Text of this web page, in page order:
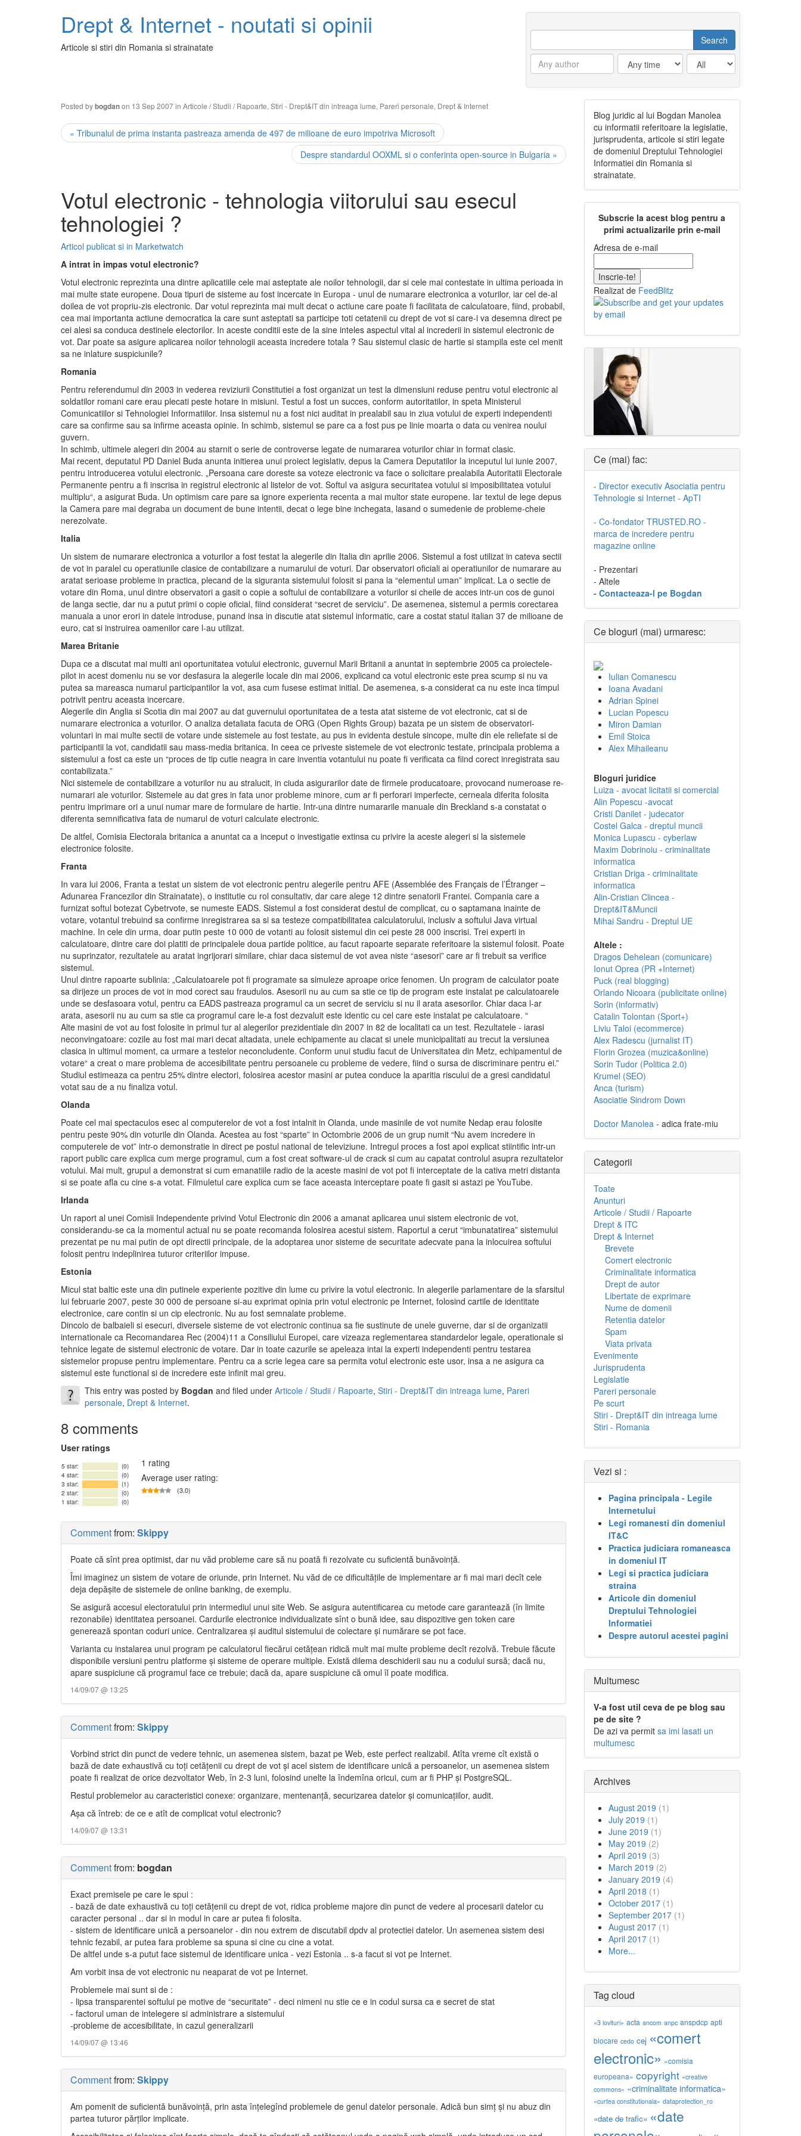
Drept & Internet - noutati si opinii
Articole si stiri din Romania si strainatate
Posted bybogdanon 13 Sep 2007 in Articole / Studii / Rapoarte, Stiri - Drept&IT din intreaga lume, Pareri personale, Drept & Internet
« Tribunalul de prima instanta pastreaza amenda de 497 de milioane de euro impotriva Microsoft
Despre standardul OOXML si o conferinta open-source in Bulgaria »
Votul electronic - tehnologia viitorului sau esecul
tehnologiei ?
Articol publicat si in Marketwatch
A intrat in impas votul electronic?
Votul electronic reprezinta una dintre aplicatiile cele mai asteptate ale noilor tehnologii, dar si cele mai contestate in ultima perioada in
mai multe state europene. Doua tipuri de sisteme au fost incercate in Europa - unul de numarare electronica a voturilor, iar cel de-al
doilea de vot propriu-zis electronic. Dar votul reprezinta mai mult decat o actiune care poate fi facilitata de calculatoare, fiind, probabil,
cea mai importanta actiune democratica la care sunt asteptati sa participe toti cetatenii cu drept de vot si care-i va desemna direct pe
cei alesi sa conduca destinele electorilor. In aceste conditii este de la sine inteles aspectul vital al increderii in sistemul electronic de
vot. Dar poate sa asigure aplicarea noilor tehnologii aceasta incredere totala ? Sau sistemul clasic de hartie si stampila este cel menit
sa ne inlature suspiciunile?
Romania
Pentru referendumul din 2003 in vederea reviziurii Constitutiei a fost organizat un test la dimensiuni reduse pentru votul electronic al
soldatilor romani care erau plecati peste hotare in misiuni. Testul a fost un succes, conform autoritatilor, in speta Ministerul
Comunicatiilor si Tehnologiei Informatiilor. Insa sistemul nu a fost nici auditat in prealabil sau in ziua votului de experti independenti
care sa confirme sau sa infirme aceasta opinie. In schimb, sistemul se pare ca a fost pus pe linie moarta o data cu venirea noului
guvern.
In schimb, ultimele alegeri din 2004 au starnit o serie de controverse legate de numararea voturilor chiar in format clasic.
Mai recent, deputatul PD Daniel Buda anunta initierea unui proiect legislativ, depus la Camera Deputatilor la inceputul lui iunie 2007,
pentru introducerea votului electronic. „Persoana care doreste sa voteze electronic va face o solicitare prealabila Autoritatii Electorale
Permanente pentru a fi inscrisa in registrul electronic al listelor de vot. Softul va asigura securitatea votului si imposibilitatea votului
multiplu“, a asigurat Buda. Un optimism care pare sa ignore experienta recenta a mai multor state europene. Iar textul de lege depus
la Camera pare mai degraba un document de bune intentii, decat o lege bine inchegata, lasand o sumedenie de probleme-cheie
nerezolvate.
Italia
Un sistem de numarare electronica a voturilor a fost testat la alegerile din Italia din aprilie 2006. Sistemul a fost utilizat in cateva sectii
de vot in paralel cu operatiunile clasice de contabilizare a numarului de voturi. Dar observatori oficiali ai operatiunilor de numarare au
aratat serioase probleme in practica, plecand de la siguranta sistemului folosit si pana la “elementul uman” implicat. La o sectie de
votare din Roma, unul dintre observatori a gasit o copie a softului de contabilizare a voturilor si cheile de acces intr-un cos de gunoi
de langa sectie, dar nu a putut primi o copie oficial, fiind considerat “secret de serviciu”. De asemenea, sistemul a permis corectarea
manuala a unor erori in datele introduse, punand insa in discutie atat sistemul informatic, care a costat statul italian 37 de milioane de
euro, cat si instruirea oamenilor care l-au utilizat.
Marea Britanie
Dupa ce a discutat mai multi ani oportunitatea votului electronic, guvernul Marii Britanii a anuntat in septembrie 2005 ca proiectele-
pilot in acest domeniu nu se vor desfasura la alegerile locale din mai 2006, explicand ca votul electronic este prea scump si nu va
putea sa mareasca numarul participantilor la vot, asa cum fusese estimat initial. De asemenea, s-a considerat ca nu este inca timpul
potrivit pentru aceasta incercare.
Alegerile din Anglia si Scotia din mai 2007 au dat guvernului oportunitatea de a testa atat sisteme de vot electronic, cat si de
numarare electronica a voturilor. O analiza detaliata facuta de ORG (Open Rights Group) bazata pe un sistem de observatori-
voluntari in mai multe sectii de votare unde sistemele au fost testate, au pus in evidenta destule sincope, multe din ele reliefate si de
participantii la vot, candidatii sau mass-media britanica. In ceea ce priveste sistemele de vot electronic testate, principala problema a
sistemului a fost ca este un “proces de tip cutie neagra in care inventia votantului nu poate fi verificata ca fiind corect inregistrata sau
contabilizata.”
Nici sistemele de contabilizare a voturilor nu au stralucit, in ciuda asigurarilor date de firmele producatoare, provocand numeroase re-
numarari ale voturilor. Sistemele au dat gres in fata unor probleme minore, cum ar fi perforari imperfecte, cerneala diferita folosita
pentru imprimare ori a unui numar mare de formulare de hartie. Intr-una dintre numararile manuale din Breckland s-a constatat o
diferenta semnificativa fata de numarul de voturi calculate electronic.
De altfel, Comisia Electorala britanica a anuntat ca a inceput o investigatie extinsa cu privire la aceste alegeri si la sistemele
electronice folosite.
Franta
In vara lui 2006, Franta a testat un sistem de vot electronic pentru alegerile pentru AFE (Assemblée des Français de l’Étranger –
Adunarea Francezilor din Strainatate), o institutie cu rol consultativ, dar care alege 12 dintre senatorii Frantei. Compania care a
furnizat softul botezat Cybetrvote, se numeste EADS. Sistemul a fost considerat destul de complicat, cu o saptamana inainte de
votare, votantul trebuind sa confirme inregistrarea sa si sa testeze compatibilitatea calculatorului, inclusiv a softului Java virtual
machine. In cele din urma, doar putin peste 10 000 de votanti au folosit sistemul din cei peste 28 000 inscrisi. Trei experti in
calculatoare, dintre care doi platiti de principalele doua partide politice, au facut rapoarte separate referitoare la sistemul folosit. Poate
nu suprinzator, rezultatele au aratat ingrijorari similare, chiar daca sistemul de vot avea niste “asesori” care ar fi trebuit sa verifice
sistemul.
Unul dintre rapoarte sublinia: „Calculatoarele pot fi programate sa simuleze aproape orice fenomen. Un program de calculator poate
sa dirijeze un proces de vot in mod corect sau fraudulos. Asesorii nu au cum sa stie ce tip de program este instalat pe calculatoarele
unde se desfasoara votul, pentru ca EADS pastreaza programul ca un secret de serviciu si nu il arata asesorilor. Chiar daca l-ar
arata, asesorii nu au cum sa stie ca programul care le-a fost dezvaluit este identic cu cel care este instalat pe calculatoare. “
Alte masini de vot au fost folosite in primul tur al alegerilor prezidentiale din 2007 in 82 de localitati ca un test. Rezultatele - iarasi
neconvingatoare: cozile au fost mai mari decat altadata, unele echipamente au clacat si unele municipalitati au trecut la versiunea
clasica in ultimul moment, ca urmare a testelor neconcludente. Conform unui studiu facut de Universitatea din Metz, echipamentul de
votare“ a creat o mare problema de accesibilitate pentru persoanele cu probleme de vedere, fiind o sursa de discriminare pentru ei.”
Studiul estimeaza ca pentru 25% dintre electori, folosirea acestor masini ar putea conduce la aparitia riscului de a gresi candidatul
votat sau de a nu finaliza votul.
Olanda
Poate cel mai spectaculos esec al computerelor de vot a fost intalnit in Olanda, unde masinile de vot numite Nedap erau folosite
pentru peste 90% din voturile din Olanda. Acestea au fost “sparte” in Octombrie 2006 de un grup numit “Nu avem incredere in
computerele de vot” intr-o demonstratie in direct pe postul national de televiziune. Intregul proces a fost apoi explicat stiintific intr-un
raport public care explica cum merge programul, cum a fost creat software-ul de crack si cum au capatat controlul asupra rezultatelor
votului. Mai mult, grupul a demonstrat si cum emanatiile radio de la aceste masini de vot pot fi interceptate de la cativa metri distanta
si se poate afla cu cine s-a votat. Filmuletul care explica cum se face aceasta interceptare poate fi gasit si astazi pe YouTube.
Irlanda
Un raport al unei Comisii Independente privind Votul Electronic din 2006 a amanat aplicarea unui sistem electronic de vot,
considerandu-se ca la momentul actual nu se poate recomanda folosirea acestui sistem. Raportul a cerut “imbunatatirea” sistemului
prezentat pe nu mai putin de opt directii principale, de la adoptarea unor sisteme de securitate adecvate pana la inlocuirea softului
folosit pentru indeplinirea tuturor criteriilor impuse.
Estonia
Micul stat baltic este una din putinele experiente pozitive din lume cu privire la votul electronic. In alegerile parlamentare de la sfarsitul
lui februarie 2007, peste 30 000 de persoane si-au exprimat opinia prin votul electronic pe Internet, folosind cartile de identitate
electronice, care contin si un cip electronic. Nu au fost semnalate probleme.
Dincolo de balbaieli si esecuri, diversele sisteme de vot electronic continua sa fie sustinute de unele guverne, dar si de organizatii
internationale ca Recomandarea Rec (2004)11 a Consiliului Europei, care vizeaza reglementarea standardelor legale, operationale si
tehnice legate de sistemul electronic de votare. Dar in toate cazurile se apeleaza intai la experti independenti pentru testarea
sistemelor propuse pentru implementare. Pentru ca a scrie legea care sa permita votul electronic este usor, insa a ne asigura ca
sistemul este functional si de incredere este infinit mai greu.
This entry was posted by Bogdan and filed under Articole / Studii / Rapoarte, Stiri - Drept&IT din intreaga lume, Pareri
personale, Drept & Internet.
8 comments
User ratings
5 star:
(0)
4 star:
(0)
3 star:
(1)
2 star:
(0)
1 star:
(0)
1 rating
Average user rating:
(3.0)
Commentfrom: Skippy
Poate că sînt prea optimist, dar nu văd probleme care să nu poată fi rezolvate cu suficientă bunăvoinţă.
Îmi imaginez un sistem de votare de oriunde, prin Internet. Nu văd de ce dificultăţile de implementare ar fi mai mari decît cele
deja depăşite de sistemele de online banking, de exemplu.
Se asigură accesul electoratului prin intermediul unui site Web. Se asigura autentificarea cu metode care garantează (în limite
rezonabile) identitatea persoanei. Cardurile electronice individualizate sînt o bună idee, sau dispozitive gen token care
generează spontan coduri unice. Centralizarea şi auditul sistemului de colectare şi numărare se pot face.
Varianta cu instalarea unui program pe calculatorul fiecărui cetăţean ridică mult mai multe probleme decît rezolvă. Trebuie făcute
disponibile versiuni pentru platforme şi sisteme de operare multiple. Există dilema deschiderii sau nu a codului sursă; dacă nu,
apare suspiciune că programul face ce trebuie; dacă da, apare suspiciune că omul îl poate modifica.
14/09/07 @ 13:25
Commentfrom: Skippy
Vorbind strict din punct de vedere tehnic, un asemenea sistem, bazat pe Web, este perfect realizabil. Atîta vreme cît există o
bază de date exhaustivă cu toţi cetăţenii cu drept de vot şi acel sistem de identificare unică a persoanelor, un asemenea sistem
poate fi realizat de orice dezvoltator Web, în 2-3 luni, folosind unelte la îndemîna oricui, cum ar fi PHP şi PostgreSQL.
Restul problemelor au caracteristici conexe: organizare, mentenanţă, securizarea datelor şi comunicaţiilor, audit.
Aşa că întreb: de ce e atît de complicat votul electronic?
14/09/07 @ 13:31
Commentfrom: bogdan
Exact premisele pe care le spui :
- bază de date exhaustivă cu toţi cetăţenii cu drept de vot, ridica probleme majore din punct de vedere al procesarii datelor cu
caracter personal .. dar si in modul in care ar putea fi folosita.
- sistem de identificare unică a persoanelor - din nou extrem de discutabil dpdv al protectiei datelor. Un asemenea sistem desi
tehnic fezabil, ar putea fara probleme sa spuna si cine cu cine a votat.
De altfel unde s-a putut face sistemul de identificare unica - vezi Estonia .. s-a facut si vot pe Internet.
Am vorbit insa de vot electronic nu neaparat de vot pe Internet.
Problemele mai sunt si de :
- lipsa transparentei softului pe motive de “securitate” - deci nimeni nu stie ce e in codul sursa ca e secret de stat
- factorul uman de intelegere si administrare a sistemului
-probleme de accesibilitate, in cazul generalizarii
14/09/07 @ 13:46
Commentfrom: Skippy
Am pomenit de suficientă bunăvoinţă, prin asta înţelegînd problemele de genul datelor personale. Adică bun simţ şi nu abuz din
partea tuturor părţilor implicate.
Blog juridic al lui Bogdan Manolea
cu informatii referitoare la legislatie,
jurisprudenta, articole si stiri legate
de domeniul Dreptului Tehnologiei
Informatiei din Romania si
strainatate.
Subscrie la acest blog pentru a
primi actualizarile prin e-mail
Adresa de e-mail
Realizat de FeedBlitz
Ce (mai) fac:
- Director executiv Asociatia pentru
Tehnologie si Internet - ApTI
- Co-fondator TRUSTED.RO -
marca de incredere pentru
magazine online
- Prezentari
- Altele
- Contacteaza-l pe Bogdan
Ce bloguri (mai) urmaresc:
Iulian Comanescu
Ioana Avadani
Adrian Spinei
Lucian Popescu
Miron Damian
Emil Stoica
Alex Mihaileanu
Bloguri juridice
Luiza - avocat licitatii si comercial
Alin Popescu -avocat
Cristi Danilet - judecator
Costel Galca - dreptul muncii
Monica Lupascu - cyberlaw
Maxim Dobrinoiu - criminalitate
informatica
Cristian Driga - criminalitate
informatica
Alin-Cristian Clincea -
Drept&IT&Muncii
Mihai Sandru - Dreptul UE
Altele :
Dragos Dehelean (comunicare)
Ionut Oprea (PR +Internet)
Puck (real blogging)
Orlando Nicoara (publicitate online)
Sorin (informativ)
Catalin Tolontan (Sport+)
Liviu Taloi (ecommerce)
Alex Radescu (jurnalist IT)
Florin Grozea (muzica&online)
Sorin Tudor (Politica 2.0)
Krumel (SEO)
Anca (turism)
Asociatie Sindrom Down
Doctor Manolea- adica frate-miu
Categorii
Toate
Anunturi
Articole / Studii / Rapoarte
Drept & ITC
Drept & Internet
Brevete
Comert electronic
Criminalitate informatica
Drept de autor
Libertate de exprimare
Nume de domenii
Retentia datelor
Spam
Viata privata
Evenimente
Jurisprudenta
Legislatie
Pareri personale
Pe scurt
Stiri - Drept&IT din intreaga lume
Stiri - Romania
Vezi si :
Pagina principala - Legile
Internetului
Legi romanesti din domeniul
IT&C
Practica judiciara romaneasca
in domeniul IT
Legi si practica judiciara
straina
Articole din domeniul
Dreptului Tehnologiei
Informatiei
Despre autorul acestei pagini
Multumesc
V-a fost util ceva de pe blog sau
pe de site ?
De azi va permit sa imi lasati un
multumesc
Archives
August 2019 (1)
July 2019 (1)
June 2019 (1)
May 2019 (2)
April 2019 (3)
March 2019 (2)
January 2019 (4)
April 2018 (1)
October 2017 (1)
September 2017 (1)
August 2017 (1)
April 2017 (1)
More...
Tag cloud
«3 lovituri» acta ancom anpc anspdcp apti
blocare cedo cej «comert
electronic» «comisia
europeana» copyright «creative
commons» «criminalitate informatica»
«curtea constitutionala» dataprotection_ro
«date de trafic» «date